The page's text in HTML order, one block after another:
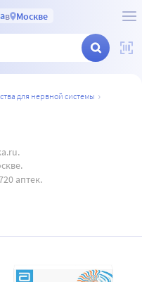
в Москве
для нервной системы
аптек.